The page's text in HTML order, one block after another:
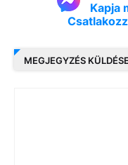
Kapja
MEGJEGYZÉS KÜLDÉSE